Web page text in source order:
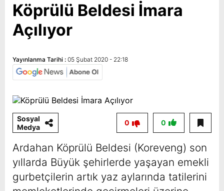
Köprülü Beldesi İmara
Açılıyor
Yayınlanma Tarihi : 05 Şubat 2020 - 22:18
Sosyal
Medya
0
0
Ardahan Köprülü Beldesi (Koreveng) son
yıllarda Büyük şehirlerde yaşayan emekli
gurbetçilerin artık yaz aylarında tatilerini